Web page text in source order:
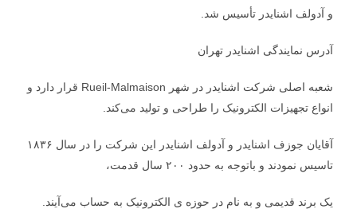
و آدولف اشنایدر تأسیس شد.
آدرس نمایندگی اشنایدر تهران
شعبه اصلی شرکت اشنایدر در شهر Rueil-Malmaison قرار دارد و
انواع تجهیزات الکترونیک را طراحی و تولید می‌کند.
آقایان جوزف اشنایدر و آدولف اشنایدر این شرکت را در سال ۱۸۳۶
تاسیس نمودند و باتوجه به حدود ۲۰۰ سال قدمت،
یک برند قدیمی و به نام در حوزه ی الکترونیک به حساب می‌آیند.